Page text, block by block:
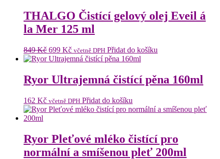
THALGO Čistící gelový olej Eveil á
la Mer 125 ml
849Kč Původní
cena
849 Kč.
699 KčAktuální
cena
699 Kč.
včetně DPH Přidat do košíku
Ryor Ultrajemná čistící pěna 160ml
162 Kč včetně DPH Přidat do košíku
Ryor Pleťové mléko čistící pro
normální a smíšenou pleť 200ml